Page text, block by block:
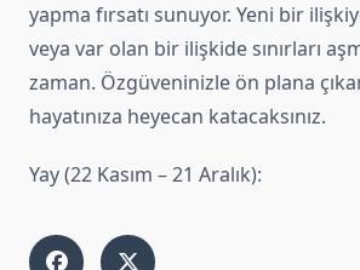
yapma fırsatı sunuyor. Yeni bir
veya var olan bir ilişkide sınırları
zaman. Özgüveninizle ön plana
hayatınıza heyecan katacaksınız.
Yay (22 Kasım – 21 Aralık):